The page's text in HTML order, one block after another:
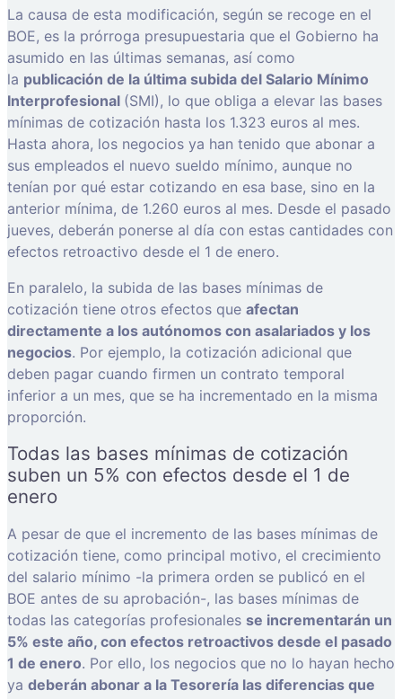
La causa de esta modificación, según se recoge en el
BOE, es la prórroga presupuestaria que el Gobierno ha
asumido en las últimas semanas, así como
la publicación de la última subida del Salario Mínimo
Interprofesional (SMI), lo que obliga a elevar las bases
mínimas de cotización hasta los 1.323 euros al mes.
Hasta ahora, los negocios ya han tenido que abonar a
sus empleados el nuevo sueldo mínimo, aunque no
tenían por qué estar cotizando en esa base, sino en la
anterior mínima, de 1.260 euros al mes. Desde el pasado
jueves, deberán ponerse al día con estas cantidades con
efectos retroactivo desde el 1 de enero.
En paralelo, la subida de las bases mínimas de
cotización tiene otros efectos que afectan
directamente a los autónomos con asalariados y los
negocios. Por ejemplo, la cotización adicional que
deben pagar cuando firmen un contrato temporal
inferior a un mes, que se ha incrementado en la misma
proporción.
Todas las bases mínimas de cotización
suben un 5% con efectos desde el 1 de
enero
A pesar de que el incremento de las bases mínimas de
cotización tiene, como principal motivo, el crecimiento
del salario mínimo -la primera orden se publicó en el
BOE antes de su aprobación-, las bases mínimas de
todas las categorías profesionales se incrementarán un
5% este año, con efectos retroactivos desde el pasado
1 de enero. Por ello, los negocios que no lo hayan hecho
ya deberán abonar a la Tesorería las diferencias que